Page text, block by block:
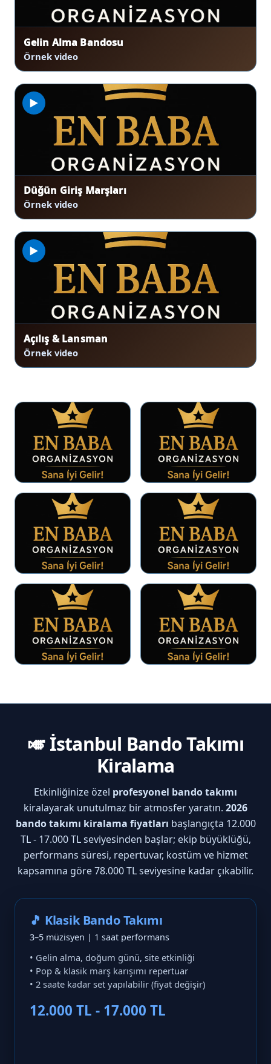
Gelin Alma Bandosu
Örnek video
▶
Düğün Giriş Marşları
Örnek video
▶
Açılış & Lansman
Örnek video
🎺 İstanbul Bando Takımı
Kiralama
Etkinliğinize özel profesyonel bando takımı
kiralayarak unutulmaz bir atmosfer yaratın. 2026
bando takımı kiralama fiyatları başlangıçta 12.000
TL - 17.000 TL seviyesinden başlar; ekip büyüklüğü,
performans süresi, repertuvar, kostüm ve hizmet
kapsamına göre 78.000 TL seviyesine kadar çıkabilir.
🎵 Klasik Bando Takımı
3–5 müzisyen | 1 saat performans
• Gelin alma, doğum günü, site etkinliği
• Pop & klasik marş karışımı repertuar
• 2 saate kadar set yapılabilir (fiyat değişir)
12.000 TL - 17.000 TL